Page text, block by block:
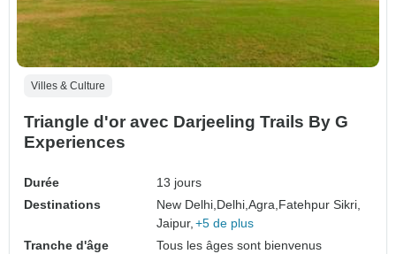
Villes & Culture
Triangle d'or avec Darjeeling Trails By G
Experiences
Durée
13 jours
Destinations
New Delhi, Delhi,Agra, Fatehpur Sikri,
Jaipur, +5 de plus
Tranche d'âge
Tous les âges sont bienvenus